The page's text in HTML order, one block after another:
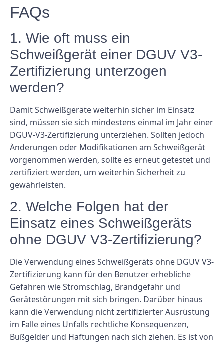
FAQs
1. Wie oft muss ein
Schweißgerät einer DGUV V3-
Zertifizierung unterzogen
werden?
Damit Schweißgeräte weiterhin sicher im Einsatz
sind, müssen sie sich mindestens einmal im Jahr einer
DGUV-V3-Zertifizierung unterziehen. Sollten jedoch
Änderungen oder Modifikationen am Schweißgerät
vorgenommen werden, sollte es erneut getestet und
zertifiziert werden, um weiterhin Sicherheit zu
gewährleisten.
2. Welche Folgen hat der
Einsatz eines Schweißgeräts
ohne DGUV V3-Zertifizierung?
Die Verwendung eines Schweißgeräts ohne DGUV V3-
Zertifizierung kann für den Benutzer erhebliche
Gefahren wie Stromschlag, Brandgefahr und
Gerätestörungen mit sich bringen. Darüber hinaus
kann die Verwendung nicht zertifizierter Ausrüstung
im Falle eines Unfalls rechtliche Konsequenzen,
Bußgelder und Haftungen nach sich ziehen. Es ist von